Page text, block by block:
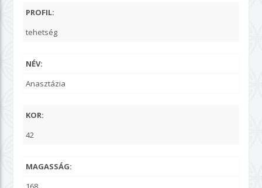
PROFIL:
tehetség
NÉV:
Anasztázia
KOR:
42
MAGASSÁG: